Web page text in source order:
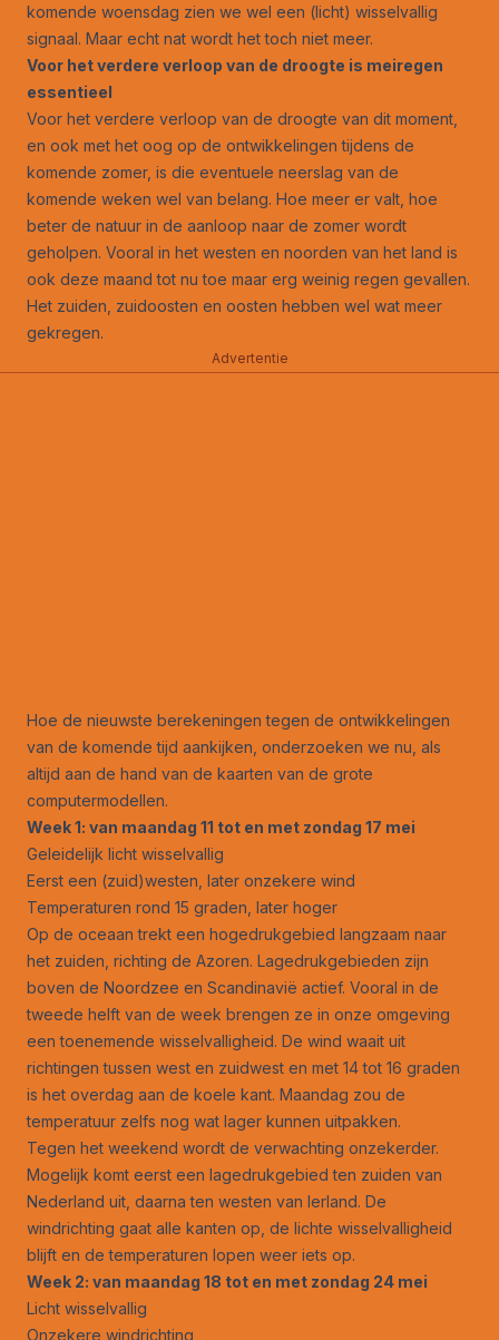
komende woensdag zien we wel een (licht) wisselvallig
signaal. Maar echt nat wordt het toch niet meer.
Voor het verdere verloop van de droogte is meiregen
essentieel
Voor het verdere verloop van de droogte van dit moment,
en ook met het oog op de ontwikkelingen tijdens de
komende zomer, is die eventuele neerslag van de
komende weken wel van belang. Hoe meer er valt, hoe
beter de natuur in de aanloop naar de zomer wordt
geholpen. Vooral in het westen en noorden van het land is
ook deze maand tot nu toe maar erg weinig regen gevallen.
Het zuiden, zuidoosten en oosten hebben wel wat meer
gekregen.
Advertentie
Hoe de nieuwste berekeningen tegen de ontwikkelingen
van de komende tijd aankijken, onderzoeken we nu, als
altijd aan de hand van de kaarten van de grote
computermodellen.
Week 1: van maandag 11 tot en met zondag 17 mei
Geleidelijk licht wisselvallig
Eerst een (zuid)westen, later onzekere wind
Temperaturen rond 15 graden, later hoger
Op de oceaan trekt een hogedrukgebied langzaam naar
het zuiden, richting de Azoren. Lagedrukgebieden zijn
boven de Noordzee en Scandinavië actief. Vooral in de
tweede helft van de week brengen ze in onze omgeving
een toenemende wisselvalligheid. De wind waait uit
richtingen tussen west en zuidwest en met 14 tot 16 graden
is het overdag aan de koele kant. Maandag zou de
temperatuur zelfs nog wat lager kunnen uitpakken.
Tegen het weekend wordt de verwachting onzekerder.
Mogelijk komt eerst een lagedrukgebied ten zuiden van
Nederland uit, daarna ten westen van Ierland. De
windrichting gaat alle kanten op, de lichte wisselvalligheid
blijft en de temperaturen lopen weer iets op.
Week 2: van maandag 18 tot en met zondag 24 mei
Licht wisselvallig
Onzekere windrichting